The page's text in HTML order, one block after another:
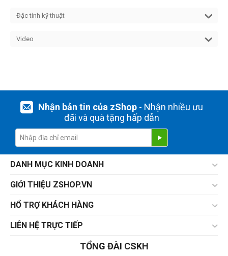
Đặc tính kỹ thuật
Video
Nhận bản tin của zShop- Nhận nhiều ưu
đãi và quà tặng hấp dẫn
DANH MỤC KINH DOANH
GIỚI THIỆU ZSHOP.VN
HỔ TRỢ KHÁCH HÀNG
LIÊN HỆ TRỰC TIẾP
TỔNG ĐÀI CSKH